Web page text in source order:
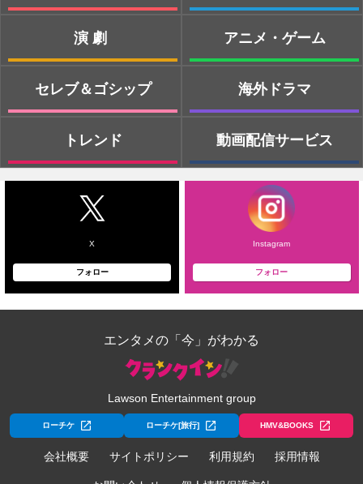
演劇
セレブ＆ゴシップ
トレンド
アニメ・ゲーム
海外ドラマ
動画配信サービス
X
フォロー
Instagram
フォロー
エンタメの「今」がわかる
Lawson Entertainment group
ローチケ ローチケ[旅行] HMV&BOOKS
会社概要 サイトポリシー 利用規約 採用情報